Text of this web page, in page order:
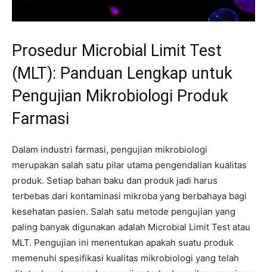
Prosedur Microbial Limit Test
(MLT): Panduan Lengkap untuk
Pengujian Mikrobiologi Produk
Farmasi
Dalam industri farmasi, pengujian mikrobiologi
merupakan salah satu pilar utama pengendalian kualitas
produk. Setiap bahan baku dan produk jadi harus
terbebas dari kontaminasi mikroba yang berbahaya bagi
kesehatan pasien. Salah satu metode pengujian yang
paling banyak digunakan adalah Microbial Limit Test atau
MLT. Pengujian ini menentukan apakah suatu produk
memenuhi spesifikasi kualitas mikrobiologi yang telah